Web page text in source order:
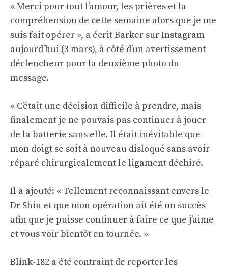
« Merci pour tout l’amour, les prières et la
compréhension de cette semaine alors que je me
suis fait opérer », a écrit Barker sur Instagram
aujourd’hui (3 mars), à côté d’un avertissement
déclencheur pour la deuxième photo du
message.
« C’était une décision difficile à prendre, mais
finalement je ne pouvais pas continuer à jouer
de la batterie sans elle. Il était inévitable que
mon doigt se soit à nouveau disloqué sans avoir
réparé chirurgicalement le ligament déchiré.
Il a ajouté: « Tellement reconnaissant envers le
Dr Shin et que mon opération ait été un succès
afin que je puisse continuer à faire ce que j’aime
et vous voir bientôt en tournée. »
Blink-182 a été contraint de reporter les